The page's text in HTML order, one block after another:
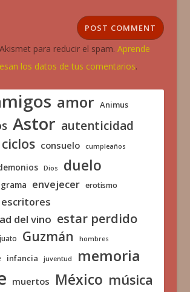
para reducir el spam. Aprende
los datos de tus comentarios.
amor Animus
Astor autenticidad
ciclos consuelo cumpleaños
Dios duelo
envejecer erotismo
escritores
del vino estar perdido
Guzmán hombres
infancia juventud memoria
muertos México música